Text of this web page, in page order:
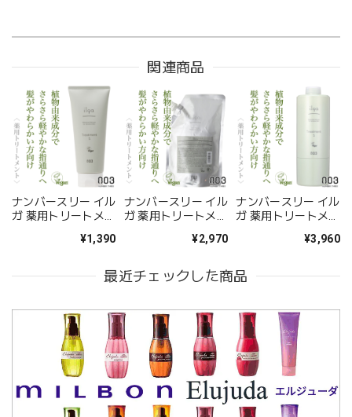
関連商品
ナンバースリー イル
ガ 薬用トリートメン
¥1,390
ナンバースリー イル
ガ 薬用トリートメン
¥2,970
ナンバースリー イル
ガ 薬用トリートメン
¥3,960
最近チェックした商品